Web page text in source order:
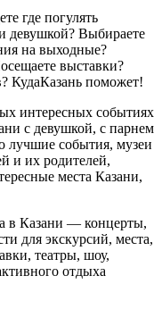
где погулять
девушкой? Выбираете
на выходные?
выставки?
КудаКазань поможет!
интересных событиях
с девушкой, с парнем
лучшие события, музеи
и их родителей,
места Казани,
в Казани — концерты,
для экскурсий, места,
театры, шоу,
отдыха